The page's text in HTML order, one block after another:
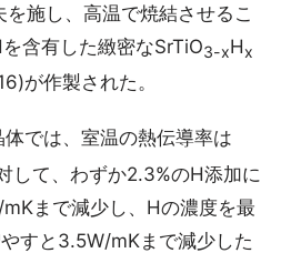
施し、高温で焼結させるこ
含有した緻密なSrTiO3-xHx
が作製された。
体では、室温の熱伝導率は
して、わずか2.3%のH添加に
まで減少し、Hの濃度を最
すと3.5W/mKまで減少した